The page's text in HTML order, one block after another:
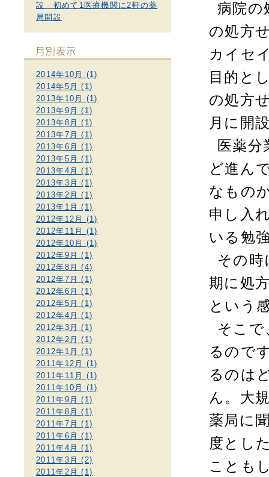
病院の
の処方
カイセ
目的と
の処方
月に開
医薬
ど進ん
なもの
申し入
いる勉
その時
期に処
という
そこで
るので
るのは
ん。大
薬局に
度とし
ことも
設 初めて1医療機関に2軒の薬
局開設
2014年10月 (1)
2014年5月 (1)
2013年10月 (1)
2013年9月 (1)
2013年8月 (1)
2013年7月 (1)
2013年6月 (1)
2013年5月 (1)
2013年4月 (1)
2013年3月 (1)
2013年2月 (1)
2013年1月 (1)
2012年12月 (1)
2012年11月 (1)
2012年10月 (1)
2012年9月 (1)
2012年8月 (4)
2012年7月 (1)
2012年6月 (1)
2012年5月 (1)
2012年4月 (1)
2012年3月 (1)
2012年2月 (1)
2012年1月 (1)
2011年12月 (1)
2011年11月 (1)
2011年10月 (1)
2011年9月 (1)
2011年8月 (1)
2011年7月 (1)
2011年6月 (1)
2011年4月 (1)
2011年3月 (2)
2011年2月 (1)